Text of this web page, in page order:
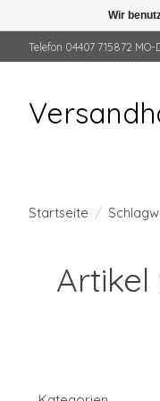
Telefon 04407 715872
Startseite /
Artikel
Wir